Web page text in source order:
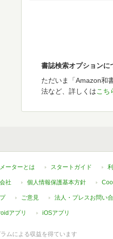
書誌検索オプションに
ただいま「Amazon和
法など、詳しくはこち
ーターとは スタートガイド
社 個人情報保護基本方針
ご意見 法人・プレスお問い
アプリ iOSアプリ
ムによる収益を得ています